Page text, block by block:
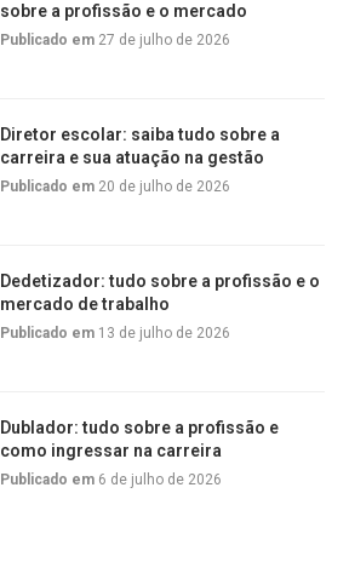
sobre a profissão e o mercado
Publicado em 27 de julho de 2026
Diretor escolar: saiba tudo sobre a
carreira e sua atuação na gestão
Publicado em 20 de julho de 2026
Dedetizador: tudo sobre a profissão e o
mercado de trabalho
Publicado em 13 de julho de 2026
Dublador: tudo sobre a profissão e
como ingressar na carreira
Publicado em 6 de julho de 2026